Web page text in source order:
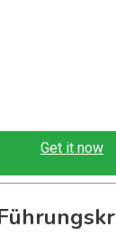
Get it now